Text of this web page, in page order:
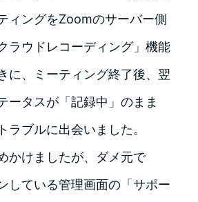
ィングをZoomのサーバー側
ラウドレコーディング」機能
に、ミーティング終了後、翌
ータスが「記録中」のまま
ラブルに出会いました。
かけましたが、ダメ元で
している管理画面の「サポー